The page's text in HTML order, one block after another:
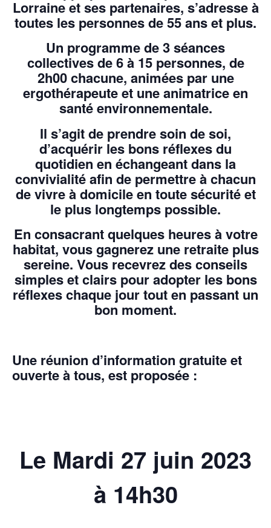
Lorraine et ses partenaires, s’adresse à
toutes les personnes de 55 ans et plus.
Un programme de 3 séances
collectives de 6 à 15 personnes, de
2h00 chacune, animées par une
ergothérapeute et une animatrice en
santé environnementale.
Il s’agit de prendre soin de soi,
d’acquérir les bons réflexes du
quotidien en échangeant dans la
convivialité afin de permettre à chacun
de vivre à domicile en toute sécurité et
le plus longtemps possible.
En consacrant quelques heures à votre
habitat, vous gagnerez une retraite plus
sereine. Vous recevrez des conseils
simples et clairs pour adopter les bons
réflexes chaque jour tout en passant un
bon moment.
Une réunion d’information gratuite et
ouverte à tous, est proposée :
Le Mardi 27 juin 2023
à 14h30